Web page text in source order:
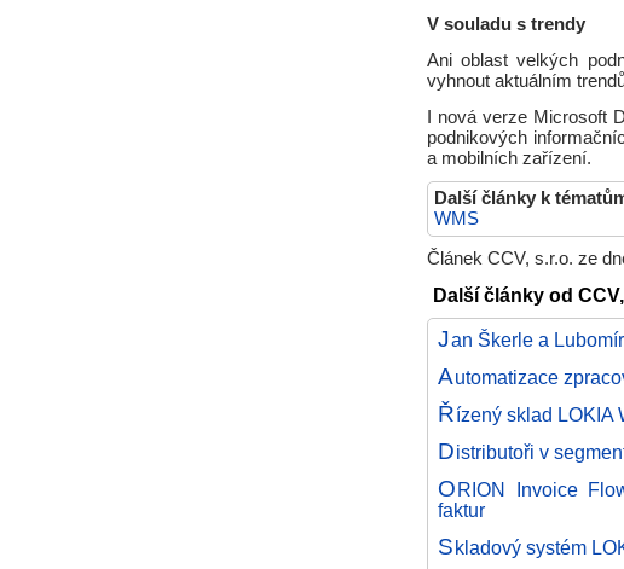
V souladu s trendy
Ani oblast velkých
vyhnout aktuálním
I nová verze Microsoft
podnikových
a mobilních zařízení.
Další články k
WMS
Článek CCV, s.r.o. ze
Další články od
Jan Škerle a
Automatizace
Řízený sklad LOKIA
Distributoři v
ORION Invoice
faktur
Skladový systém